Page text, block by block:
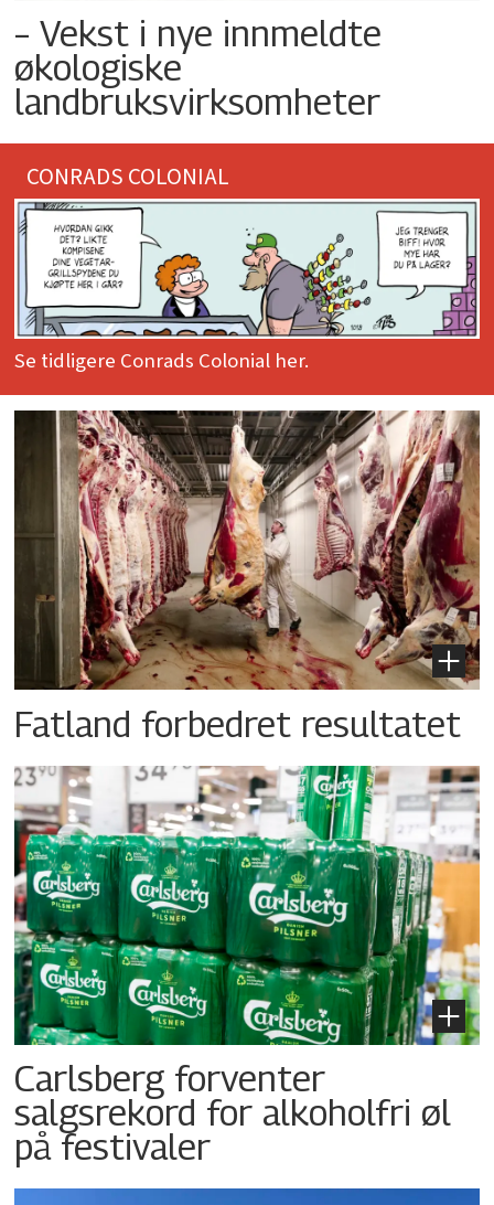
– Vekst i nye innmeldte
økologiske
landbruksvirksomheter
CONRADS COLONIAL
Se tidligere Conrads Colonial her.
Fatland forbedret resultatet
Carlsberg forventer
salgsrekord for alkoholfri øl
på festivaler